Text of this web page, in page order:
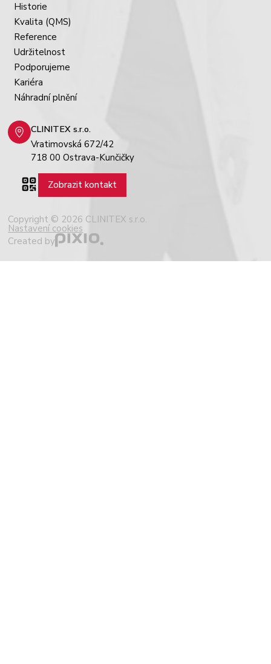
Historie
Kvalita (QMS)
Reference
Udržitelnost
Podporujeme
Kariéra
Náhradní plnění
CLINITEX s.r.o.
Vratimovská 672/42
718 00 Ostrava-Kunčičky
Zobrazit kontakt
Copyright © 2026 CLINITEX s.r.o.
Nastavení cookies
Created by